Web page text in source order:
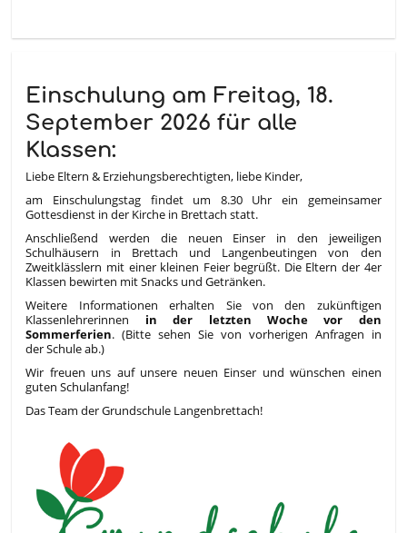
Einschulung am Freitag, 18.
September 2026 für alle
Klassen:
Liebe Eltern & Erziehungsberechtigten, liebe Kinder,
am Einschulungstag findet um 8.30 Uhr ein gemeinsamer
Gottesdienst in der Kirche in Brettach statt.
Anschließend werden die neuen Einser in den jeweiligen
Schulhäusern in Brettach und Langenbeutingen von den
Zweitklässlern mit einer kleinen Feier begrüßt. Die Eltern der 4er
Klassen bewirten mit Snacks und Getränken.
Weitere Informationen erhalten Sie von den zukünftigen
Klassenlehrerinnen in der letzten Woche vor den
Sommerferien. (Bitte sehen Sie von vorherigen Anfragen in
der Schule ab.)
Wir freuen uns auf unsere neuen Einser und wünschen einen
guten Schulanfang!
Das Team der Grundschule Langenbrettach!